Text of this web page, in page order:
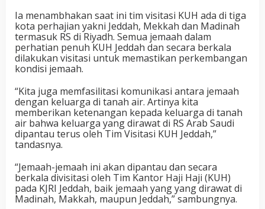
Ia menambhakan saat ini tim visitasi KUH ada di tiga
kota perhajian yakni Jeddah, Mekkah dan Madinah
termasuk RS di Riyadh. Semua jemaah dalam
perhatian penuh KUH Jeddah dan secara berkala
dilakukan visitasi untuk memastikan perkembangan
kondisi jemaah.
“Kita juga memfasilitasi komunikasi antara jemaah
dengan keluarga di tanah air. Artinya kita
memberikan ketenangan kepada keluarga di tanah
air bahwa keluarga yang dirawat di RS Arab Saudi
dipantau terus oleh Tim Visitasi KUH Jeddah,”
tandasnya.
“Jemaah-jemaah ini akan dipantau dan secara
berkala divisitasi oleh Tim Kantor Haji Haji (KUH)
pada KJRI Jeddah, baik jemaah yang yang dirawat di
Madinah, Makkah, maupun Jeddah,” sambungnya.